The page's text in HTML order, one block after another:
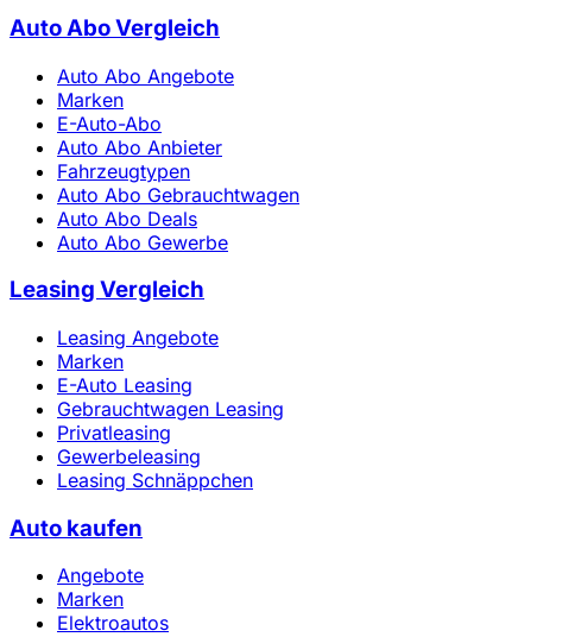
Auto Abo Vergleich
Auto Abo Angebote
Marken
E-Auto-Abo
Auto Abo Anbieter
Fahrzeugtypen
Auto Abo Gebrauchtwagen
Auto Abo Deals
Auto Abo Gewerbe
Leasing Vergleich
Leasing Angebote
Marken
E-Auto Leasing
Gebrauchtwagen Leasing
Privatleasing
Gewerbeleasing
Leasing Schnäppchen
Auto kaufen
Angebote
Marken
Elektroautos